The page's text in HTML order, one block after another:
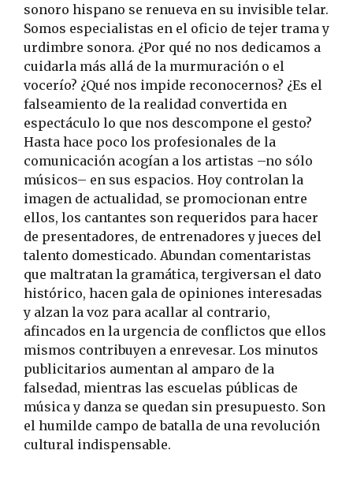
sonoro hispano se renueva en su invisible telar.
Somos especialistas en el oficio de tejer trama y
urdimbre sonora. ¿Por qué no nos dedicamos a
cuidarla más allá de la murmuración o el
vocerío? ¿Qué nos impide reconocernos? ¿Es el
falseamiento de la realidad convertida en
espectáculo lo que nos descompone el gesto?
Hasta hace poco los profesionales de la
comunicación acogían a los artistas –no sólo
músicos– en sus espacios. Hoy controlan la
imagen de actualidad, se promocionan entre
ellos, los cantantes son requeridos para hacer
de presentadores, de entrenadores y jueces del
talento domesticado. Abundan comentaristas
que maltratan la gramática, tergiversan el dato
histórico, hacen gala de opiniones interesadas
y alzan la voz para acallar al contrario,
afincados en la urgencia de conflictos que ellos
mismos contribuyen a enrevesar. Los minutos
publicitarios aumentan al amparo de la
falsedad, mientras las escuelas públicas de
música y danza se quedan sin presupuesto. Son
el humilde campo de batalla de una revolución
cultural indispensable.